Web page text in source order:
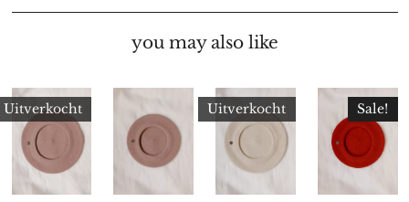
you may also like
Uitverkocht Uitverkocht Sale!